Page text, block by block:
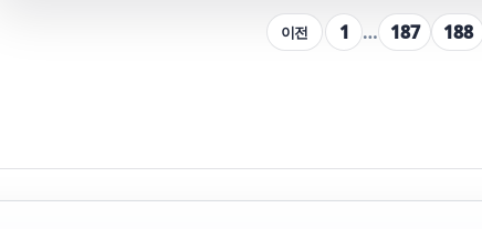
용자는 추가 하드웨어 투자 비용에
이전 1 … 187 188